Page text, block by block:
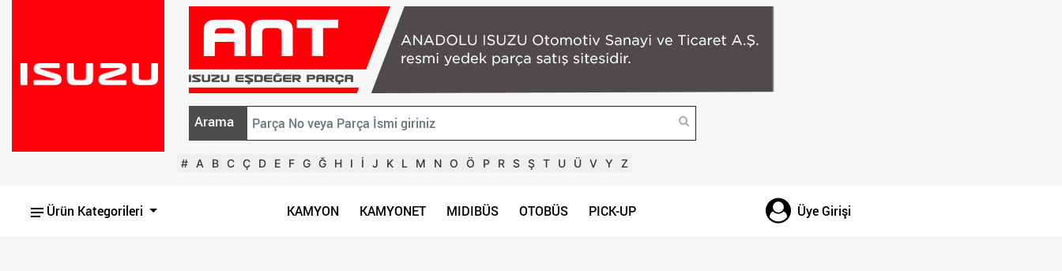
Arama
# A B C Ç D E F G Ğ H I İ J K L M N O Ö P R S Ş T U Ü V Y Z
Ürün Kategorileri KAMYON KAMYONET MIDIBÜS OTOBÜS PICK-UP Üye Girişi